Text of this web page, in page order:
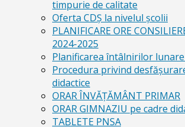
timpurie de calitate
Oferta CDŞ la nivelul şcolii
PLANIFICARE ORE
2024-2025
Planificarea întâlnirilor
Procedura privind
didactice
ORAR ÎNVĂȚĂMÂNT PRIMAR
ORAR GIMNAZIU pe cadre
TABLETE PNSA